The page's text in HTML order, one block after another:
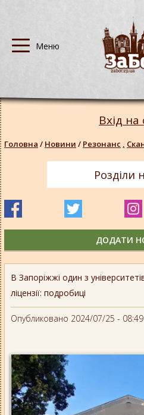
В Запоріжжі один з
ліцензії: подробиці
Опубликовано 2024/07/25 - 08:49
Вхід на
Головна / Новини / Резонанс ,
Розділи
ДОДАТИ